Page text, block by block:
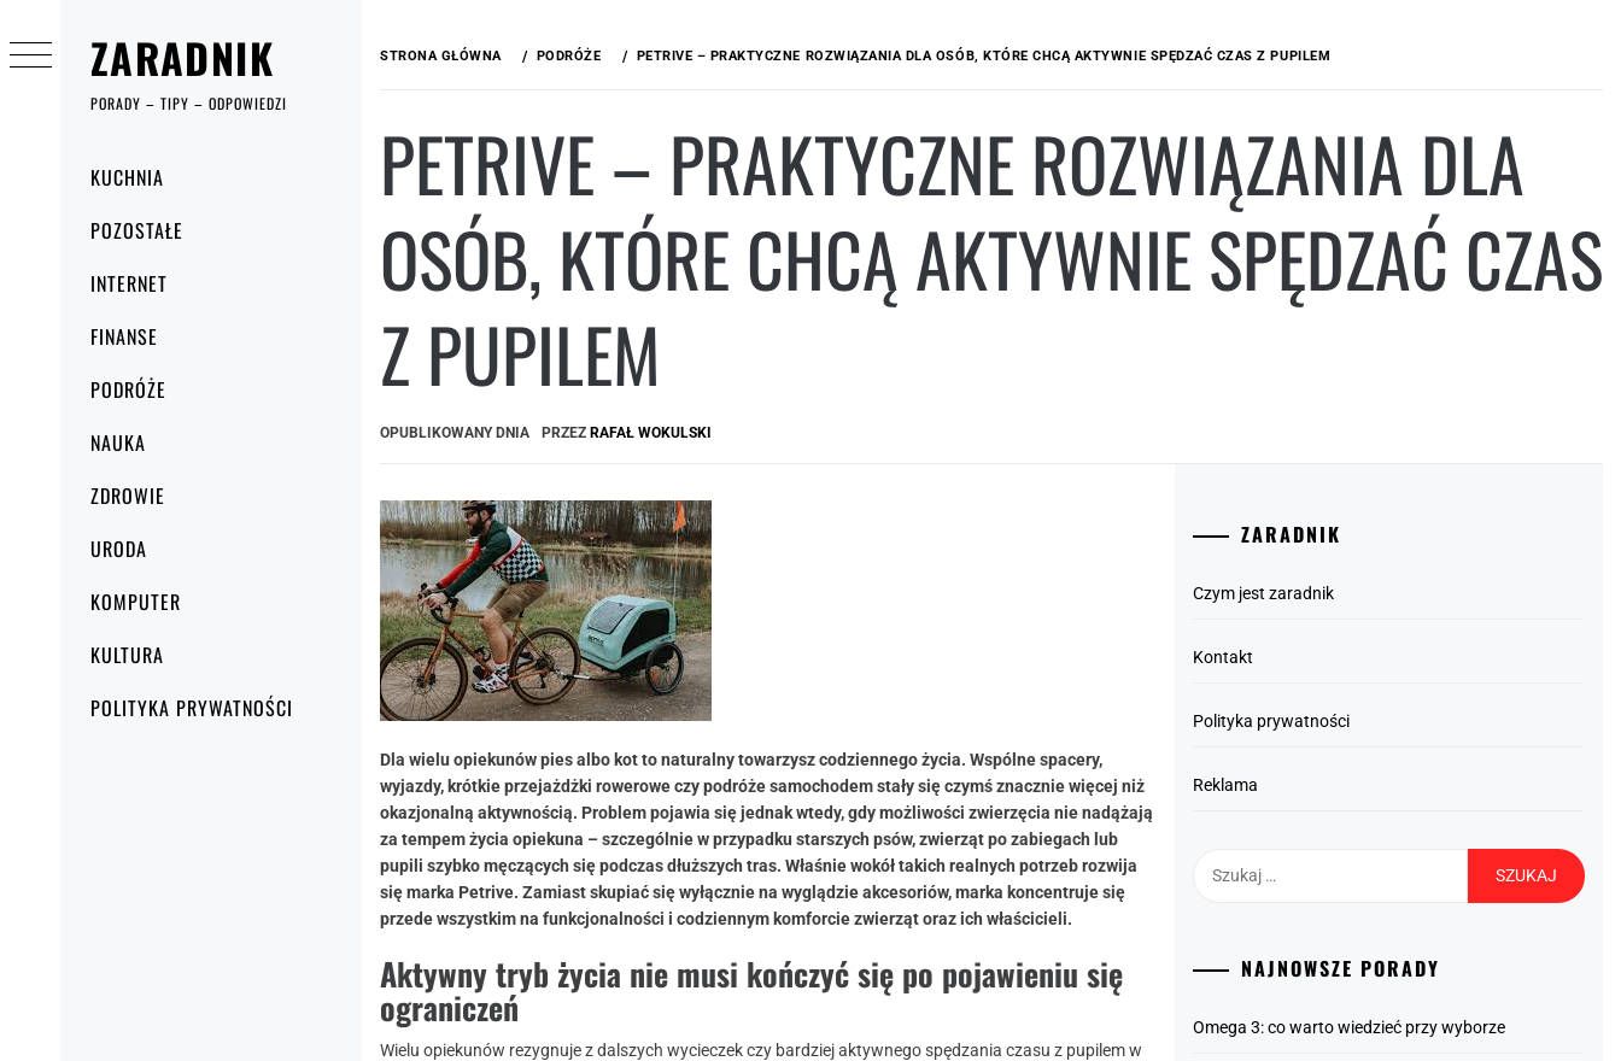
ZARADNIK
PORADY – TIPY – ODPOWIEDZI
główneKUCHNIA
POZOSTAŁE
INTERNET
FINANSE
PODRÓŻE
NAUKA
ZDROWIE
URODA
KOMPUTER
KULTURA
POLITYKA PRYWATNOŚCI
do
treści
STRONA GŁÓWNA PODRÓŻE PETRIVE – PRAKTYCZNE ROZWIĄZANIA DLA OSÓB, KTÓRE CHCĄ AKTYWNIE SPĘDZAĆ CZAS Z PUPILEM
PETRIVE – PRAKTYCZNE ROZWIĄZANIA DLA
OSÓB, KTÓRE CHCĄ AKTYWNIE SPĘDZAĆ CZAS
Z PUPILEM
OPUBLIKOWANY DNIA PRZEZ RAFAŁ WOKULSKI
Dla wielu opiekunów pies albo kot to naturalny towarzysz codziennego życia. Wspólne spacery,
wyjazdy, krótkie przejażdżki rowerowe czy podróże samochodem stały się czymś znacznie więcej niż
okazjonalną aktywnością. Problem pojawia się jednak wtedy, gdy możliwości zwierzęcia nie nadążają
za tempem życia opiekuna – szczególnie w przypadku starszych psów, zwierząt po zabiegach lub
pupili szybko męczących się podczas dłuższych tras. Właśnie wokół takich realnych potrzeb rozwija
się marka Petrive. Zamiast skupiać się wyłącznie na wyglądzie akcesoriów, marka koncentruje się
przede wszystkim na funkcjonalności i codziennym komforcie zwierząt oraz ich właścicieli.
Aktywny tryb życia nie musi kończyć się po pojawieniu się
ograniczeń
Wielu opiekunów rezygnuje z dalszych wycieczek czy bardziej aktywnego spędzania czasu z pupilem w
ZARADNIK
Czym jest zaradnik
Kontakt
Polityka prywatności
Reklama
NAJNOWSZE PORADY
Omega 3: co warto wiedzieć przy wyborze